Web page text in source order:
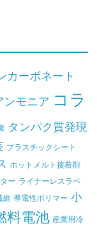
カーボネート
ンモニア コラ
タンパク質発現
プラスチックシート
ホットメルト接着剤
ー ライナーレスラベ
維 導電性ポリマー 小
料電池 産業用冷